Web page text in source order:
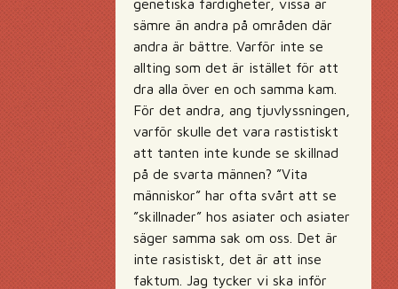
genetiska färdigheter, vissa är
sämre än andra på områden där
andra är bättre. Varför inte se
allting som det är istället för att
dra alla över en och samma kam.
För det andra, ang tjuvlyssningen,
varför skulle det vara rastistiskt
att tanten inte kunde se skillnad
på de svarta männen? ”Vita
människor” har ofta svårt att se
”skillnader” hos asiater och asiater
säger samma sak om oss. Det är
inte rasistiskt, det är att inse
faktum. Jag tycker vi ska inför